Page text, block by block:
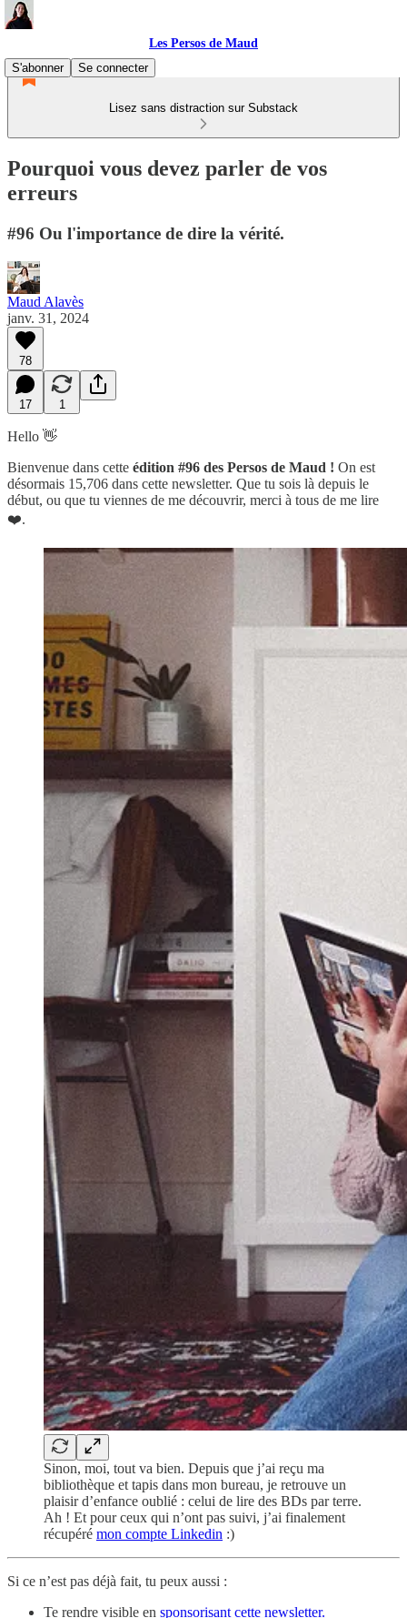
Les Persos de Maud
S'abonner
Se connecter
Lisez sans distraction sur Substack
Pourquoi vous devez parler de vos
erreurs
#96 Ou l'importance de dire la vérité.
Maud Alavès
janv. 31, 2024
78
17 1
Hello 👋
Bienvenue dans cette édition #96 des Persos de Maud ! On est
désormais 15,706 dans cette newsletter. Que tu sois là depuis le
début, ou que tu viennes de me découvrir, merci à tous de me lire
❤️.
Sinon, moi, tout va bien. Depuis que j’ai reçu ma
bibliothèque et tapis dans mon bureau, je retrouve un
plaisir d’enfance oublié : celui de lire des BDs par terre.
Ah ! Et pour ceux qui n’ont pas suivi, j’ai finalement
récupéré mon compte Linkedin :)
Si ce n’est pas déjà fait, tu peux aussi :
Te rendre visible en sponsorisant cette newsletter.